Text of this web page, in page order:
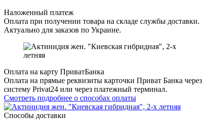
Наложенный платеж
Оплата при получении товара на складе службы доставки.
Актуально для заказов по Украине.
Оплата на карту ПриватБанка
Оплата на прямые реквизиты карточки Приват Банка через
систему Privat24 или через платежный терминал.
Смотреть подробнее о способах оплаты
Способы доставки